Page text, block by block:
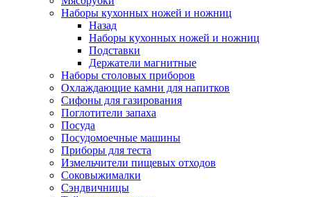
Наборы кухонных ножей и ножниц
Назад
Наборы кухонных ножей и ножниц
Подставки
Держатели магнитные
Наборы столовых приборов
Охлаждающие камни для напитков
Сифоны для газирования
Поглотители запаха
Посуда
Посудомоечные машины
Приборы для теста
Измельчители пищевых отходов
Cоковыжималки
Сэндвичницы